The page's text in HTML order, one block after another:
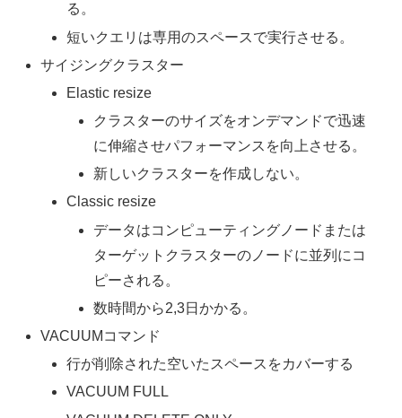
る。
短いクエリは専用のスペースで実行させる。
サイジングクラスター
Elastic resize
クラスターのサイズをオンデマンドで迅速
に伸縮させパフォーマンスを向上させる。
新しいクラスターを作成しない。
Classic resize
データはコンピューティングノードまたは
ターゲットクラスターのノードに並列にコ
ピーされる。
数時間から2,3日かかる。
VACUUMコマンド
行が削除された空いたスペースをカバーする
VACUUM FULL